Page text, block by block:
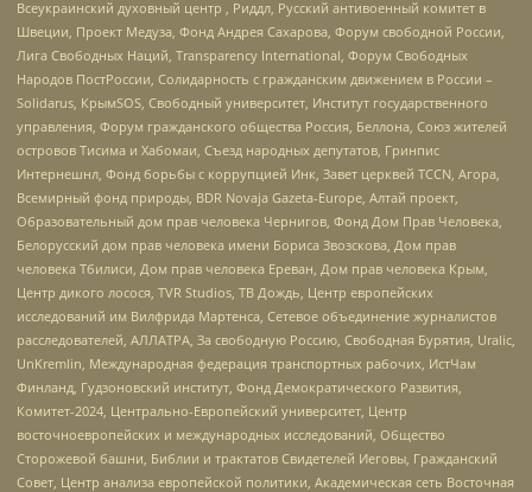
Всеукраинский духовный центр , Риддл, Русский антивоенный комитет в
Швеции, Проект Медуза, Фонд Андрея Сахарова, Форум свободной России,
Лига Свободных Наций, Transparеncy International, Форум Свободных
Народов ПостРоссии, Солидарность с гражданским движением в России –
Solidarus, КрымSOS, Свободный университет, Институт государственного
управления, Форум гражданского общества Россия, Беллона, Союз жителей
островов Тисима и Хабомаи, Съезд народных депутатов, Гринпис
Интернешнл, Фонд борьбы с коррупцией Инк, Завет церквей TCCN, Агора,
Всемирный фонд природы, BDR Novaja Gazeta-Europe, Алтай проект,
Образовательный дом прав человека Чернигов, Фонд Дом Прав Человека,
Белорусский дом прав человека имени Бориса Звозскова, Дом прав
человека Тбилиси, Дом прав человека Ереван, Дом прав человека Крым,
Центр дикого лосося, TVR Studios, ТВ Дождь, Центр европейских
исследований им Вилфрида Мартенса, Сетевое объединение журналистов
расследователей, АЛЛАТРА, За свободную Россию, Свободная Бурятия, Uralic,
UnKremlin, Международная федерация транспортных рабочих, ИстЧам
Финланд, Гудзоновский институт, Фонд Демократического Развития,
Комитет-2024, Центрально-Европейский университет, Центр
восточноевропейских и международных исследований, Общество
Сторожевой башни, Библии и трактатов Свидетелей Иеговы, Гражданский
Совет, Центр анализа европейской политики, Академическая сеть Восточная